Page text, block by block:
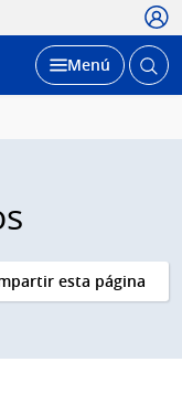
Desplegar
Menú Abrir
esta página